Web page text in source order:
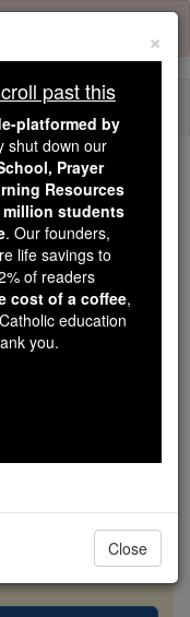
in the
like you,
delivered
over 2.2
In an age
helping form
and Christ.
just $5 — the
formation
Catholic. Stand
×
past this
platformed by
shut down our
Prayer
Resources
million students
. Our founders,
life savings to
of readers
cost of a coffee,
education
you.
Close